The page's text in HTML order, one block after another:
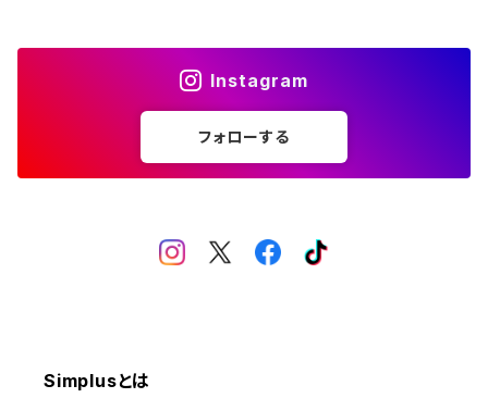
自動開閉ゴミ箱
ラミネーター
スポットクーラー
Instagram
フォローする
Simplusとは